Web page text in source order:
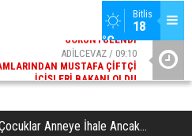
Bitlis
18
°C
ADİLCEVAZ / 09:10
MUSTAFA ÇIFTÇI
İÇIŞLERI BAKANI OLDU
Anneye İhale Ancak…